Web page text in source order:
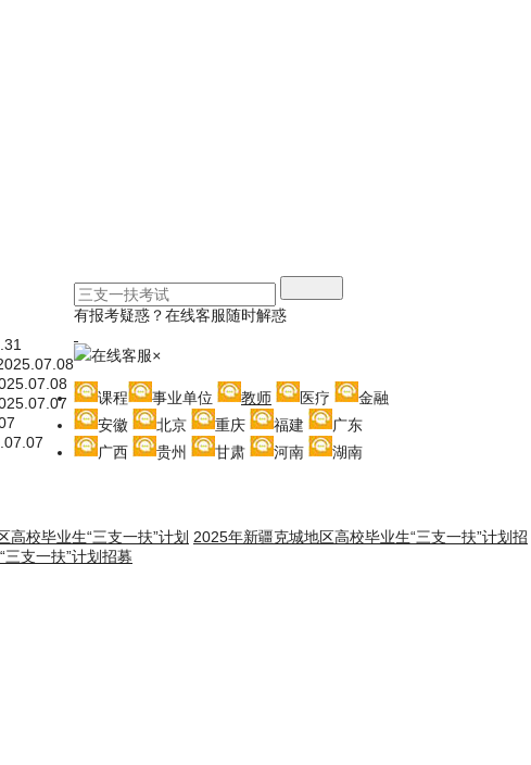
校毕业生“三支一扶”计划 2025年新疆克城地区高校毕业生“三支一扶”计划招
支一扶”计划招募
有报考疑惑？在线客服随时解惑
在线客服×
课程 事业单位 教师 医疗
金融
安徽
北京 重庆 福建
广东
广西
贵州 甘肃 河南 湖南